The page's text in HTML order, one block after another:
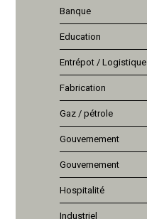
Banque
Education
Entrépot / Logistique
Fabrication
Gaz / pétrole
Gouvernement
Gouvernement
Hospitalité
Industriel